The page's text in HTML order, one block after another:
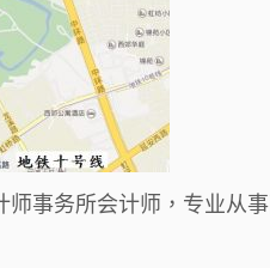
事务所会计师，专业从